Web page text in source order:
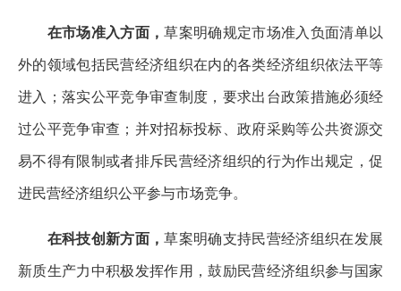
在市场准入方面，草案明确规定市场准入负面清单以
外的领域包括民营经济组织在内的各类经济组织依法平等
进入；落实公平竞争审查制度，要求出台政策措施必须经
过公平竞争审查；并对招标投标、政府采购等公共资源交
易不得有限制或者排斥民营经济组织的行为作出规定，促
进民营经济组织公平参与市场竞争。
在科技创新方面，草案明确支持民营经济组织在发展
新质生产力中积极发挥作用，鼓励民营经济组织参与国家